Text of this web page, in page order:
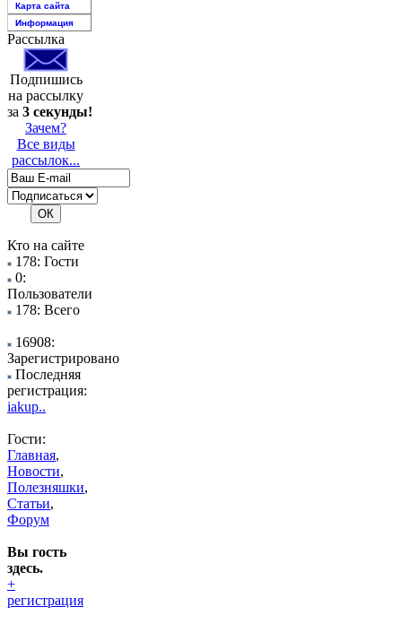
Карта сайта
Информация
Рассылка
Подпишись
на рассылку
за 3 секунды!
Зачем?
Все виды
рассылок...
Кто на сайте
178: Гости
0:
Пользователи
178: Всего
16908:
Зарегистрировано
Последняя
регистрация:
iakup..
Гости:
Главная,
Новости,
Полезняшки,
Статьи,
Форум
Вы гость
здесь.
+
регистрация